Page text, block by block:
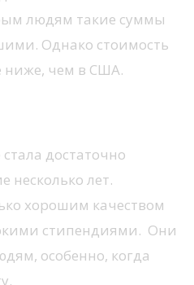
людям такие суммы
Однако стоимость
ниже, чем в США.
достаточно
несколько лет.
хорошим качеством
стипендиями. Они
особенно, когда